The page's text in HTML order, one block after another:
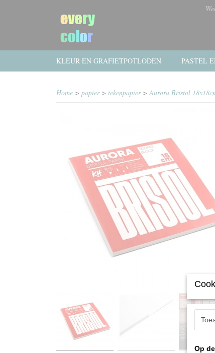
KLEUR EN GRAFIETPOTLODEN PASTEL
Home > papier> tekenpapier>Aurora Bristol
Op